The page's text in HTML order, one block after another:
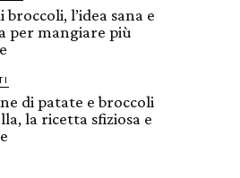
broccoli, l’idea sana e
per mangiare più
di patate e broccoli
la ricetta sfiziosa e